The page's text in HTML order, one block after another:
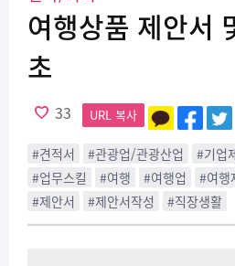
여행상품 제안서
초
33 URL 복사
#견적서 #관광업/관광산업 #기업
#업무스킬
#여행 #여행업 #여행
#제안서
#제안서작성 #직장생활